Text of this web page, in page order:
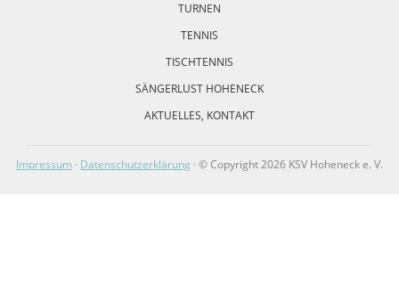
TURNEN
TENNIS
TISCHTENNIS
SÄNGERLUST HOHENECK
AKTUELLES, KONTAKT
Impressum · Datenschutzerklärung · © Copyright 2026 KSV Hoheneck e. V.